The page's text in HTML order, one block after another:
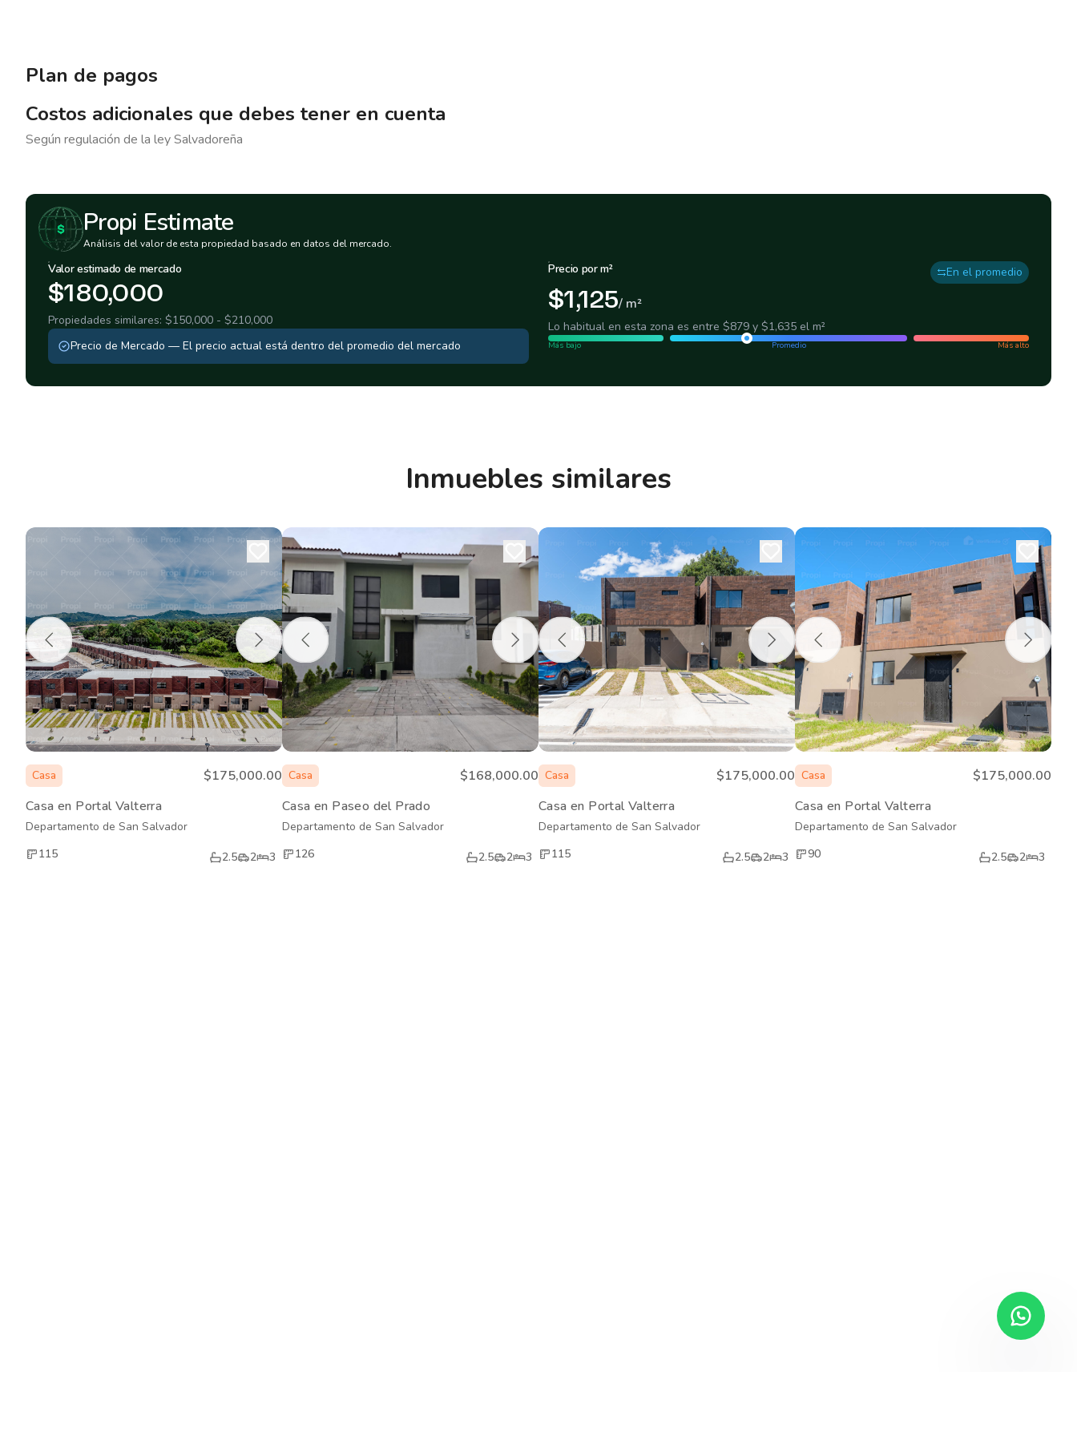
Plan de pagos
Costos adicionales que debes tener en cuenta
Según regulación de la leySalvadoreña
Propi Estimate
Análisis del valor de esta propiedad basado en datos del mercado.
Valor estimado de mercado
$180,000
Propiedades similares: $150,000 - $210,000
Precio de Mercado — El precio actual está dentro del promedio del mercado
Precio por m² En el promedio
$1,125/ m²
Lo habitual en esta zona es entre $879 y $1,635 el m²
Más bajo Promedio Más alto
Inmuebles similares
Casa
$175,000.00
Casa en Portal Valterra
Departamento de San Salvador
115
2.5 2 3
Casa
$168,000.00
Casa en Paseo del Prado
Departamento de San Salvador
126
2.5 2 3
Casa
$175,000.00
Casa en Portal Valterra
Departamento de San Salvador
115
2.5 2 3
Casa
$175,000.00
Casa en Portal Valterra
Departamento de San Salvador
90
2.5 2 3